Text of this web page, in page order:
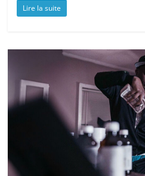
Lire la suite